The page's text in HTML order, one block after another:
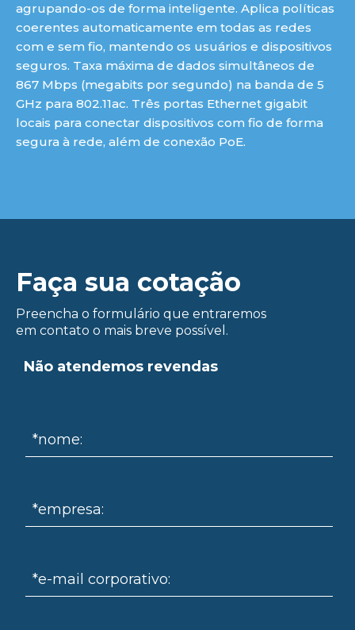
agrupando-os de forma inteligente. Aplica políticas
coerentes automaticamente em todas as redes
com e sem fio, mantendo os usuários e dispositivos
seguros. Taxa máxima de dados simultâneos de
867 Mbps (megabits por segundo) na banda de 5
GHz para 802.11ac. Três portas Ethernet gigabit
locais para conectar dispositivos com fio de forma
segura à rede, além de conexão PoE.
Faça sua cotação
Preencha o formulário que entraremos
em contato o mais breve possível.
Não atendemos revendas
*nome:
*empresa:
*e-mail corporativo: